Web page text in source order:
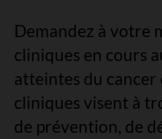
Demandez à votre
cliniques en cours
atteintes du cancer
cliniques visent à
de prévention, de